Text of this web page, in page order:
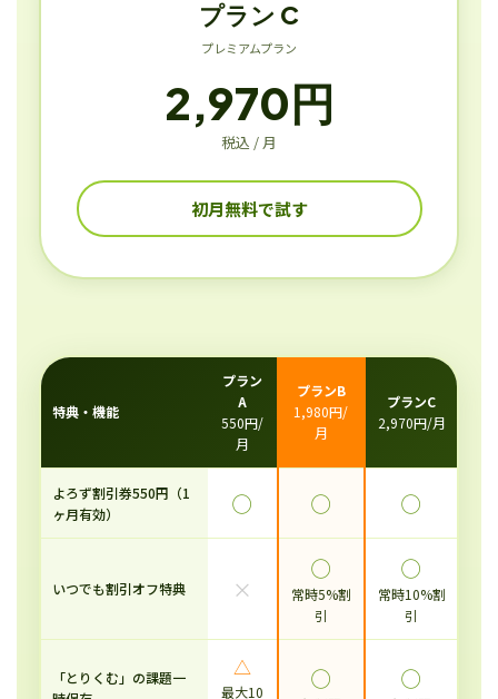
プラン C
プレミアムプラン
2,970円
税込 / 月
初月無料で試す
特典・機能
プラン
A
550円/
月
プランB
1,980円/
月
プランC
2,970円/月
よろず割引券550円（1
ヶ月有効）
◯ ◯ ◯
いつでも割引オフ特典 ×
◯
常時5%割
引
◯
常時10%割
引
「とりくむ」の課題一
△
最大10
◯ ◯